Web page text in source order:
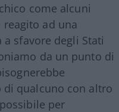
come alcuni
ad una
sfavore degli Stati
da un punto di
qualcuno con altro
per